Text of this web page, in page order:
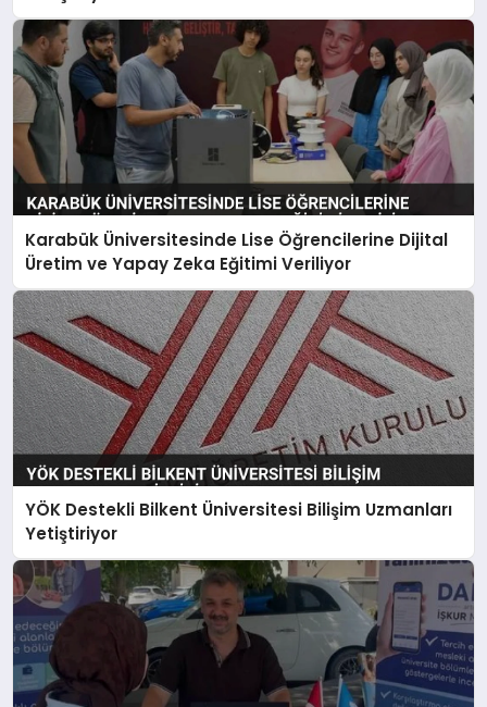
Karabük Üniversitesinde Lise Öğrencilerine Dijital
Üretim ve Yapay Zeka Eğitimi Veriliyor
YÖK Destekli Bilkent Üniversitesi Bilişim Uzmanları
Yetiştiriyor